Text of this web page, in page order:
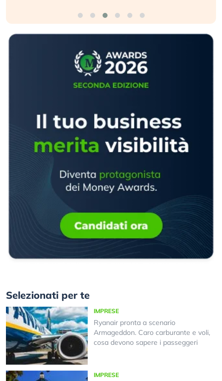
Selezionati per te
IMPRESE
Ryanair pronta a scenario
Armageddon. Caro carburante e voli,
cosa devono sapere i passeggeri
IMPRESE